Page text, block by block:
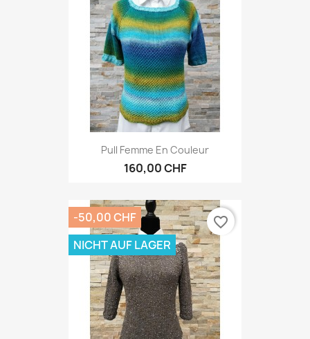
Pull Femme En Couleur
160,00 CHF
-50,00 CHF
NICHT AUF LAGER
favorite_border